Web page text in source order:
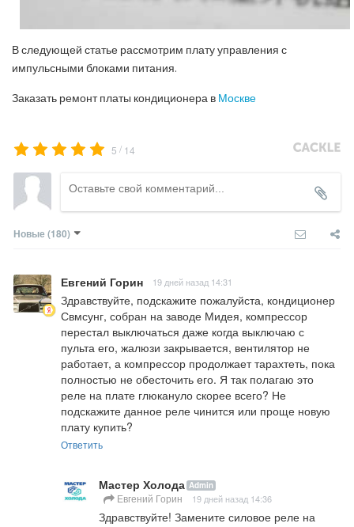
В следующей статье рассмотрим плату управления с
импульсными блоками питания.
Заказать ремонт платы кондиционера вМоскве
5 / 14
Новые (180)
Евгений Горин 19 дней назад 14:31
Здравствуйте, подскажите пожалуйста, кондиционер
Свмсунг, собран на заводе Мидея, компрессор
перестал выключаться даже когда выключаю с
пульта его, жалюзи закрывается, вентилятор не
работает, а компрессор продолжает тарахтеть, пока
полностью не обесточить его. Я так полагаю это
реле на плате глюкануло скорее всего? Не
подскажите данное реле чинится или проще новую
плату купить?
Ответить
Мастер Холода Admin
Евгений Горин 19 дней назад 14:36
Здравствуйте! Замените силовое реле на